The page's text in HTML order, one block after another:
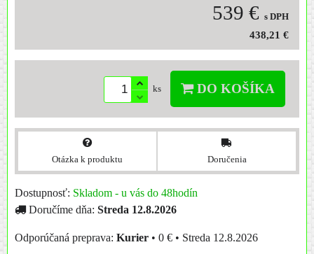
539 € s DPH
438,21 €
ks DO KOŠÍKA
Otázka k produktu Doručenia
Dostupnosť: Skladom - u vás do 48hodín
Doručíme dňa: Streda 12.8.2026
Kurier • 0 € • Streda 12.8.2026